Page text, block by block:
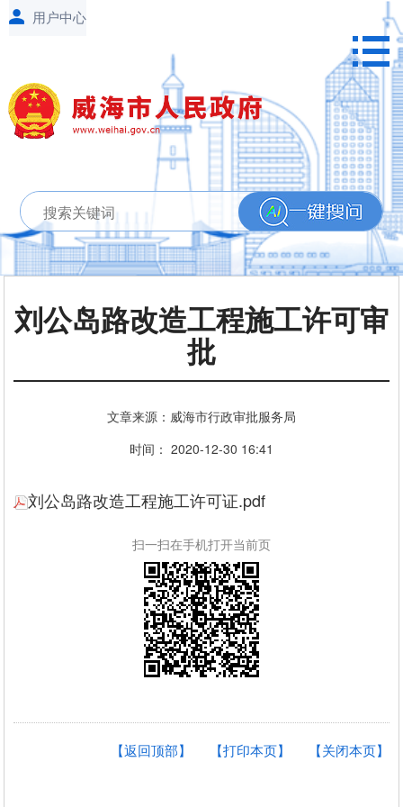
刘公岛路改造工程施工许可审
批
文章来源：威海市行政审批服务局
时间： 2020-12-30 16:41
刘公岛路改造工程施工许可证.pdf
扫一扫在手机打开当前页
【关闭本页】
【打印本页】
【返回顶部】